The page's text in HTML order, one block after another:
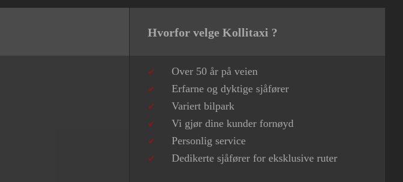
Hvorfor velge Kollitaxi ?
Over 50 år på veien
Erfarne og dyktige sjåfører
Variert bilpark
Vi gjør dine kunder fornøyd
Personlig service
Dedikerte sjåfører for eksklusive ruter